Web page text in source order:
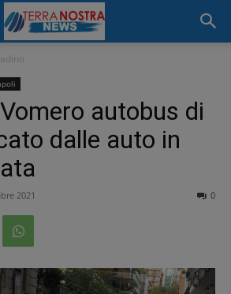
autobus di
dalle auto in
2021 0